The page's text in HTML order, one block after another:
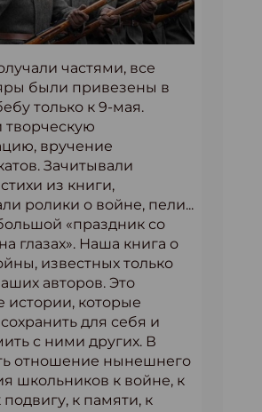
частями, все
были привезены в
только к 9-мая.
творческую
вручение
Зачитывали
из книги,
ролики о войне, пели...
«праздник со
глазах». Наша книга о
известных только
авторов. Это
истории, которые
для себя и
с ними других. В
отношение нынешнего
школьников к войне, к
подвигу, к памяти, к